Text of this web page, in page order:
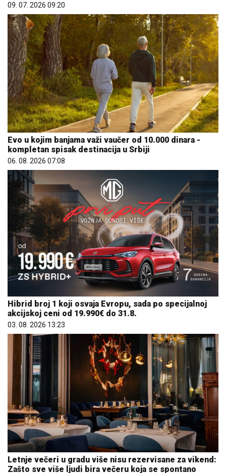
09. 07. 2026 09:20
Evo u kojim banjama važi vaučer od 10.000 dinara -
kompletan spisak destinacija u Srbiji
06. 08. 2026 07:08
Hibrid broj 1 koji osvaja Evropu, sada po specijalnoj
akcijskoj ceni od 19.990€ do 31.8.
03. 08. 2026 13:23
Letnje večeri u gradu više nisu rezervisane za vikend:
Zašto sve više ljudi bira večeru koja se spontano